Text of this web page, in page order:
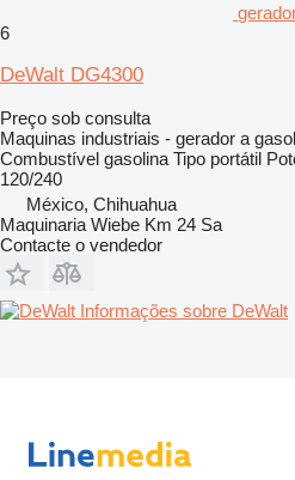
6
DeWalt DG4300
Preço sob consulta
Maquinas industriais - gerador a
Combustível gasolina Tipo portátil
120/240
México, Chihuahua
Maquinaria Wiebe Km 24 Sa
Contacte o vendedor
Informações sobre DeWalt